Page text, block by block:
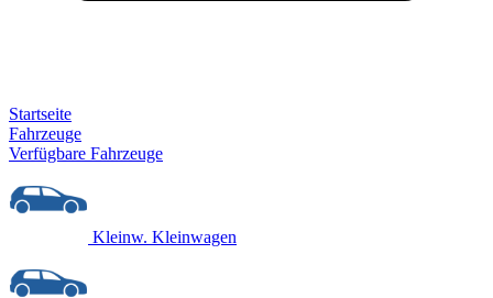
Startseite
Fahrzeuge
Verfügbare Fahrzeuge
Kleinw. Kleinwagen